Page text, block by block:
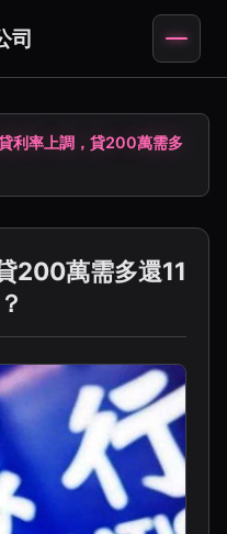
司
利率上調，貸200萬需多
200萬需多還11